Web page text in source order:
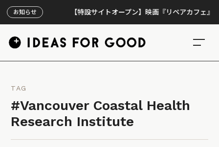
お知らせ 【特設サイトオープン】映画『リペアカフェ』、上映
TAG
#Vancouver Coastal Health
Research Institute